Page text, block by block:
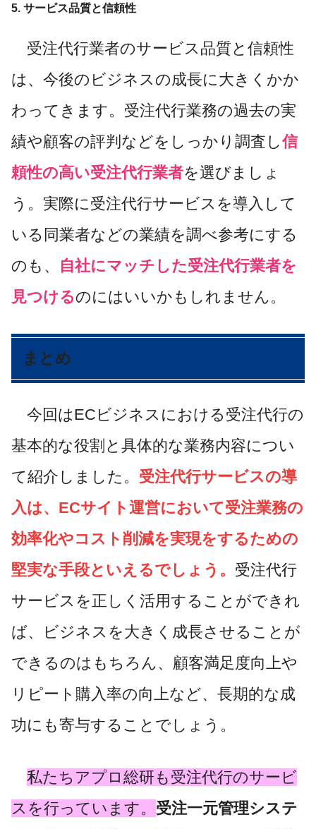
5. サービス品質と信頼性
受注代行業者のサービス品質と信頼性
は、今後のビジネスの成長に大きくかか
わってきます。受注代行業務の過去の実
績や顧客の評判などをしっかり調査し信
頼性の高い受注代行業者を選びましょ
う。実際に受注代行サービスを導入して
いる同業者などの業績を調べ参考にする
のも、
自社にマッチした受注代行業者を
見つけるのにはいいかもしれません。
まとめ
今回はECビジネスにおける受注代行の
基本的な役割と具体的な業務内容につい
て紹介しました。 受注代行サービスの導
入は、ECサイト運営において受注業務の
効率化やコスト削減を実現をするための
堅実な手段といえるでしょう。 受注代行
サービスを正しく活用することができれ
ば、ビジネスを大きく成長させることが
できるのはもちろん、顧客満足度向上や
リピート購入率の向上など、長期的な成
功にも寄与することでしょう。
私たちアプロ総研も受注代行のサービ
スを行っています。 受注一元管理システ